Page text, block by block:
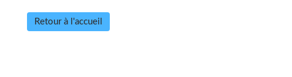
Retour à l'accueil